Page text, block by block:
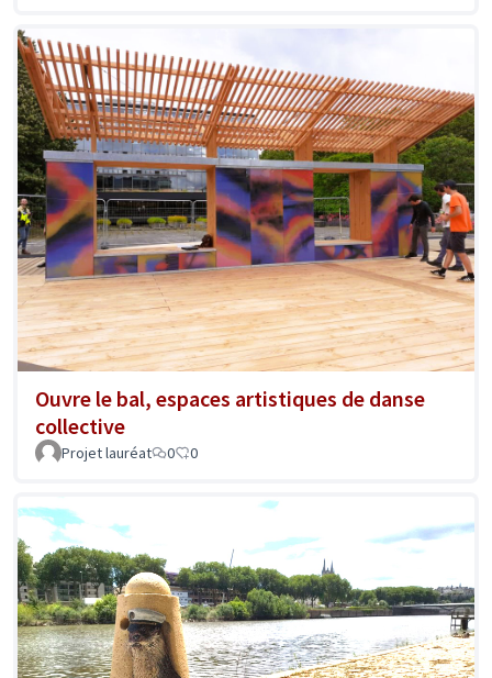
Ouvre le bal, espaces artistiques de danse
collective
Projet lauréat 0 0